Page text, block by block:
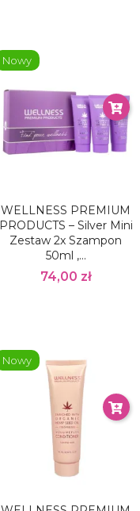
WELLNESS PREMIUM
PRODUCTS – Silver Mini
Zestaw 2x Szampon
50ml ,...
74,00 zł
Nowy
Nowy